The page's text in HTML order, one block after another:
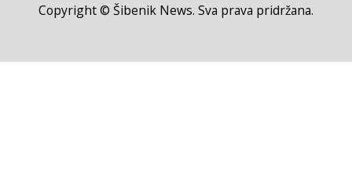
Copyright © Šibenik News. Sva prava pridržana.